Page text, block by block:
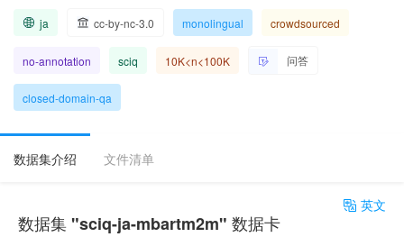
ja cc-by-nc-3.0 monolingual crowdsourced
no-annotation sciq 10K<n<100K 问答
closed-domain-qa
数据集介绍 文件清单
英文
数据集 "sciq-ja-mbartm2m" 数据卡